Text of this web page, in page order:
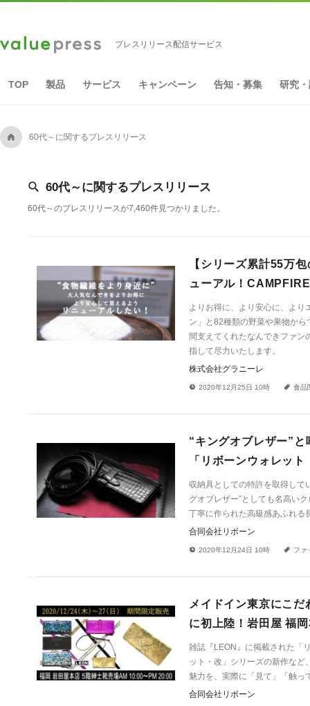
プレスリリース配信サービス
TOP 製品 サービス キャンペーン 告知・募集 研究
A 60代～に関するプレスリリース
[ 60代～に関するプレスリリース
60代～のプレスリリースが7,460件見つかりました。
【シリーズ累計55万
ューアル！
よりお得に、より安心に、より
ン」と82種類の野菜や果物か
間支えてくれたなんできファン
指して尽力いたします。
株式会社グラニーレ
! 2020年12月25日 10時 a 食品
“キングオブレザー”
「リボーンウォレッ
収納具としての特許を取得して
グオブレザー”としても名高い
丁寧に作られた高級感あふれる
合同会社リボーン
! 2020年12月24日 10時 a ファ
メイドイン東京にこ
に初上陸！岩田屋 福
雑誌『LEON』に掲載された「
ット・改」シリーズの新作な
魅力を、実際に「見て」「触っ
合同会社リボーン